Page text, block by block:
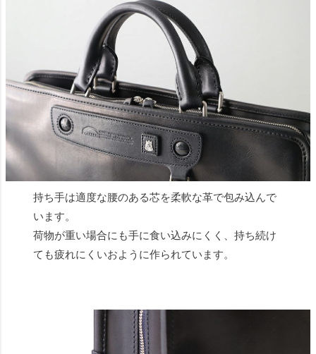
持ち手は適度な腰のある芯を柔軟な革で包み込んで
います。
荷物が重い場合にも手に食い込みにくく、持ち続け
ても疲れにくいおように作られています。